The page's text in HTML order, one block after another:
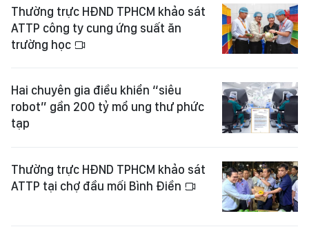
Thường trực HĐND TPHCM khảo sát
ATTP công ty cung ứng suất ăn
trường học
Hai chuyên gia điều khiển “siêu
robot” gần 200 tỷ mổ ung thư phức
tạp
Thường trực HĐND TPHCM khảo sát
ATTP tại chợ đầu mối Bình Điền